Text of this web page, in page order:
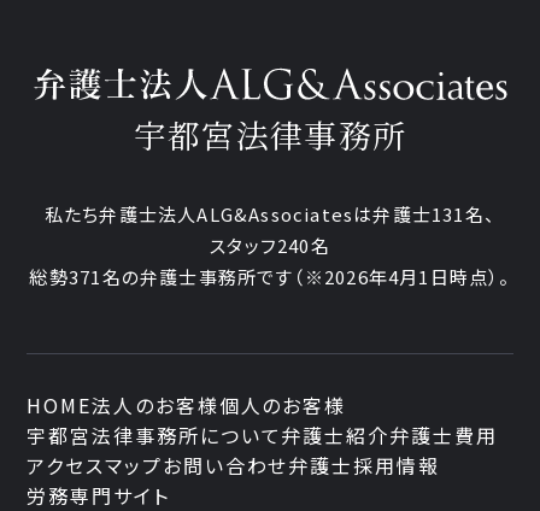
宇都宮法律事務所
私たち弁護士法人ALG&Associatesは弁護士131名、
スタッフ240名
総勢371名の弁護士事務所です （※2026年4月1日時点）。
HOME法人のお客様個人のお客様
宇都宮法律事務所について弁護士紹介弁護士費用
アクセスマップお問い合わせ弁護士採用情報
労務専門サイト